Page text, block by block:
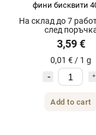
фини бисквити
На склад до 7
след
3,59 €
0,01 € / 1 g
Add to cart